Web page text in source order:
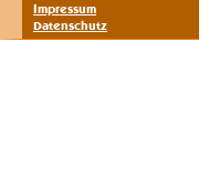
Impressum
Datenschutz